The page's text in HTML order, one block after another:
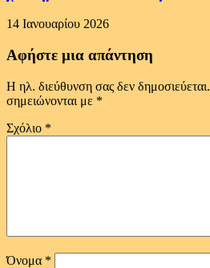
14 Ιανουαρίου 2026
Αφήστε μια απάντηση
Η ηλ. διεύθυνση σας δεν δημοσιεύεται.
σημειώνονται με *
Σχόλιο *
Όνομα *